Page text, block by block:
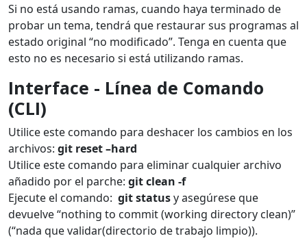
Si no está usando ramas, cuando haya terminado de
probar un tema, tendrá que restaurar sus programas al
estado original “no modificado”. Tenga en cuenta que
esto no es necesario si está utilizando ramas.
Interface - Línea de Comando
(CLI)
Utilice este comando para deshacer los cambios en los
archivos: git reset –hard
Utilice este comando para eliminar cualquier archivo
añadido por el parche: git clean -f
Ejecute el comando: git statusy asegúrese que
devuelve “nothing to commit (working directory clean)”
(“nada que validar(directorio de trabajo limpio)).